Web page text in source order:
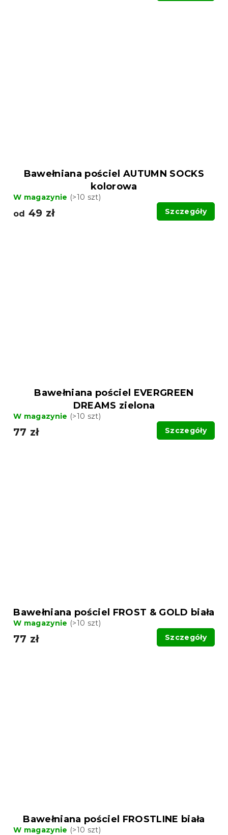
Bawełniana pościel AUTUMN SOCKS
kolorowa
W magazynie (>10 szt)
od 49 zł Szczegóły
Bawełniana pościel EVERGREEN
DREAMS zielona
W magazynie (>10 szt)
77 zł Szczegóły
Bawełniana pościel FROST & GOLD biała
W magazynie (>10 szt)
77 zł Szczegóły
Bawełniana pościel FROSTLINE biała
W magazynie (>10 szt)